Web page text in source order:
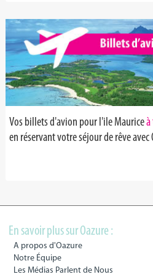
Vos billets d'avion pour l'ile Maurice
en réservant votre séjour de rêve avec
En savoir plus sur Oazure :
A propos d'Oazure
Notre Équipe
Les Médias Parlent de Nous